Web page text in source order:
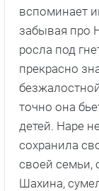
вспоминает
забывая про
росла под
прекрасно
точно она
детей. Наре
сохранила
своей семьи,
Шахина,